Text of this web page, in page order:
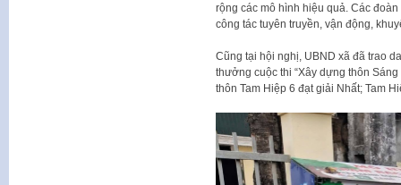
rộng các mô hình hiệu quả. Các
công tác tuyên truyền, vận động,
Cũng tại hội nghị, UBND xã đã trao
thưởng cuộc thi “Xây dựng thôn
thôn Tam Hiệp 6 đạt giải Nhất; Tam